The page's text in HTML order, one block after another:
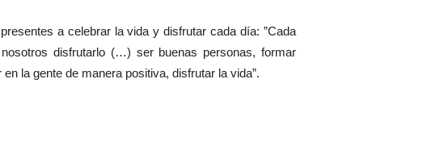
a celebrar la vida y disfrutar cada día: ”Cada
disfrutarlo (…) ser buenas personas, formar
la gente de manera positiva, disfrutar la vida”.